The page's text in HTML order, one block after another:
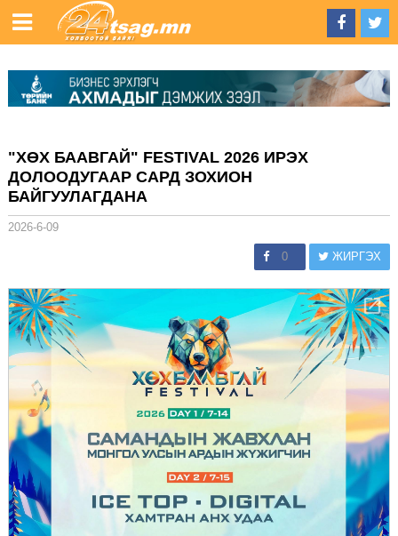
"ХӨХ БААВГАЙ" FESTIVAL 2026 ИРЭХ
ДОЛООДУГААР САРД ЗОХИОН
БАЙГУУЛАГДАНА
2026-6-09
0 ЖИРГЭХ